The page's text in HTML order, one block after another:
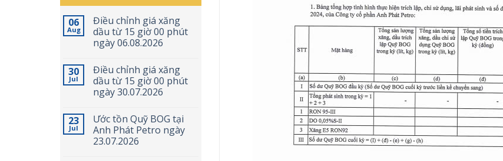
06
Aug
Điều chỉnh giá xăng
dầu từ 15 giờ 00 phút
ngày 06.08.2026
30
Jul
Điều chỉnh giá xăng
dầu từ 15 giờ 00 phút
ngày 30.07.2026
23
Jul
Ước tồn Quỹ BOG tại
Anh Phát Petro ngày
23.07.2026